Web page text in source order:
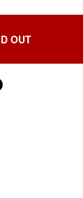
OUT